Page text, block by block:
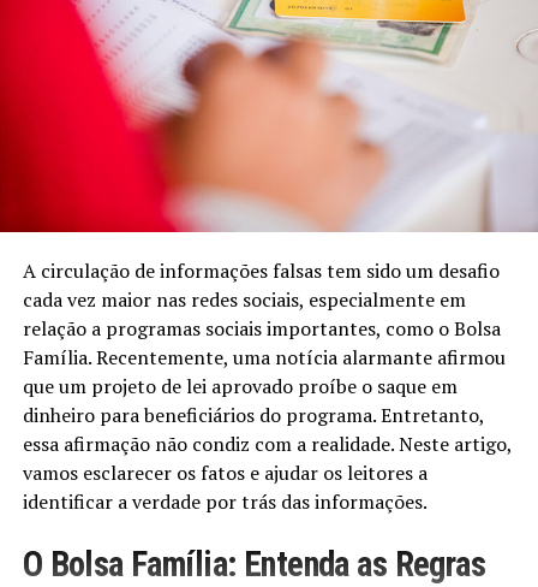
A circulação de informações falsas tem sido um desafio
cada vez maior nas redes sociais, especialmente em
relação a programas sociais importantes, como o Bolsa
Família. Recentemente, uma notícia alarmante afirmou
que um projeto de lei aprovado proíbe o saque em
dinheiro para beneficiários do programa. Entretanto,
essa afirmação não condiz com a realidade. Neste artigo,
vamos esclarecer os fatos e ajudar os leitores a
identificar a verdade por trás das informações.
O Bolsa Família: Entenda as Regras